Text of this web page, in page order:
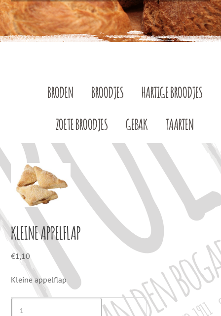
BRODEN BROODJES HARTIGE BROODJES
ZOETE BROODJES GEBAK TAARTEN
KLEINE APPELFLAP
€1,10
Kleine appelflap